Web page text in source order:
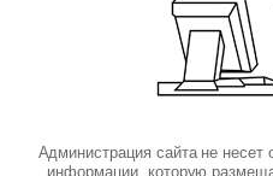
Администрация сайта не несет
информации, которую